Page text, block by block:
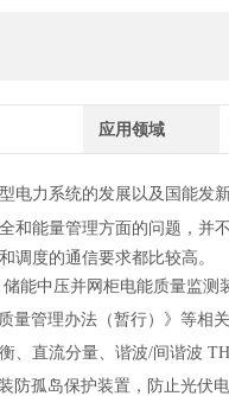
应用领域
电力系统的发展 以及 国能发
和能量管理方面的问题，并
调度的通信要求都比较高。
量管理办法（暂行）》等相
、直流分量、谐波/间谐波
防孤岛保护装置，防止光伏电